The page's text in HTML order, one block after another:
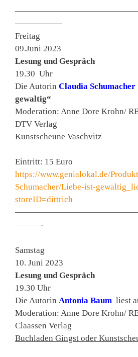
—————–
Freitag
09.Juni 2023
Lesung und Gespräch
19.30 Uhr
Die Autorin Claudia Schumacher
gewaltig“
Moderation: Anne Dore Krohn/
DTV Verlag
Kunstscheune Vaschvitz
Eintritt: 15 Euro
https://www.genialokal.de/
Schumacher/Liebe-ist-
storeID=dittrich
———-
Samstag
10. Juni 2023
Lesung und Gespräch
19.30 Uhr
Die Autorin Antonia Baum liest
Moderation: Anne Dore Krohn/
Claassen Verlag
Buchladen Gingst oder